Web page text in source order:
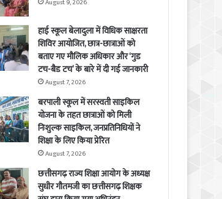
August 9, 2026
हाई स्कूल बेलादुला में विधिक साक्षरता
शिविर आयोजित, छात्र-छात्राओं को
बताए गए मौलिक अधिकार और ‘गुड
टच-बैड टच’ के बारे में दी गई जानकारी
August 7, 2026
बरपाली स्कूल में सरस्वती साइकिल
योजना के तहत छात्राओं को मिली
निःशुल्क साइकिल, जनप्रतिनिधियों ने
शिक्षा के लिए किया प्रेरित
August 7, 2026
छत्तीसगढ़ राज्य शिक्षा आयोग के अध्यक्ष
सुधीर गौतमजी का छत्तीसगढ़ शिक्षक